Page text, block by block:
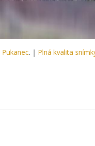
Pukanec. | Plná kvalita